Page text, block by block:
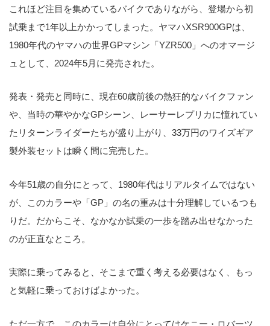
これほど注目を集めているバイクでありながら、登場から初
試乗まで1年以上かかってしまった。ヤマハXSR900GPは、
1980年代のヤマハの世界GPマシン「YZR500」へのオマージ
ュとして、2024年5月に発売された。
発表・発売と同時に、現在60歳前後の熱狂的なバイクファン
や、当時の華やかなGPシーン、レーサーレプリカに憧れてい
たリターンライダーたちが盛り上がり、33万円のワイズギア
製外装セットは瞬く間に完売した。
今年51歳の自分にとって、1980年代はリアルタイムではない
が、このカラーや「GP」の名の重みは十分理解しているつも
りだ。だからこそ、なかなか試乗の一歩を踏み出せなかった
のが正直なところ。
実際に乗ってみると、そこまで重く考える必要はなく、もっ
と気軽に乗っておけばよかった。
ただ一方で、このカラーは自分にとってはケニー・ロバーツ